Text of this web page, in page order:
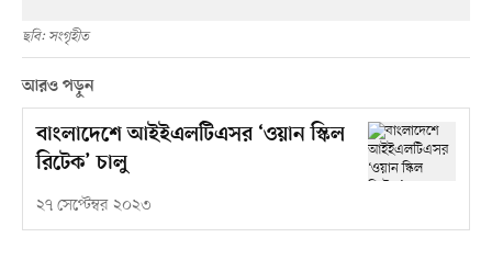
ছবি: সংগৃহীত
আরও পড়ুন
বাংলাদেশে আইইএলটিএসর ‘ওয়ান স্কিল
রিটেক’ চালু
২৭ সেপ্টেম্বর ২০২৩